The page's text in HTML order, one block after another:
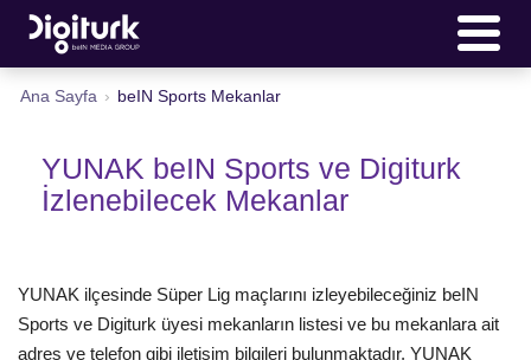
Ana Sayfa › beIN Sports Mekanlar
YUNAK beIN Sports ve Digiturk
İzlenebilecek Mekanlar
YUNAK ilçesinde Süper Lig maçlarını izleyebileceğiniz beIN
Sports ve Digiturk üyesi mekanların listesi ve bu mekanlara ait
adres ve telefon gibi iletişim bilgileri bulunmaktadır. YUNAK